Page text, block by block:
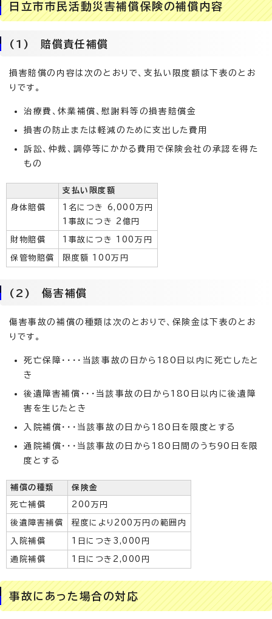
日立市市民活動災害補償保険の補償内容
(1) 賠償責任補償
損害賠償の内容は次のとおりで、支払い限度額は下表のとお
りです。
治療費、休業補償、慰謝料等の損害賠償金
損害の防止または軽減のために支出した費用
訴訟、仲裁、調停等にかかる費用で保険会社の承認を得た
もの
支払い限度額
身体賠償
1名につき 6,000万円
1事故につき 2億円
財物賠償 1事故につき 100万円
保管物賠償 限度額 100万円
(2) 傷害補償
傷害事故の補償の種類は次のとおりで、保険金は下表のとお
りです。
死亡保障・・・・当該事故の日から180日以内に死亡したと
き
後遺障害補償・・・当該事故の日から180日以内に後遺障
害を生じたとき
入院補償・・・当該事故の日から180日を限度とする
通院補償・・・当該事故の日から180日間のうち90日を限
度とする
補償の種類 保険金
死亡補償 200万円
後遺障害補償 程度により200万円の範囲内
入院補償 1日につき3,000円
通院補償 1日につき2,000円
事故にあった場合の対応